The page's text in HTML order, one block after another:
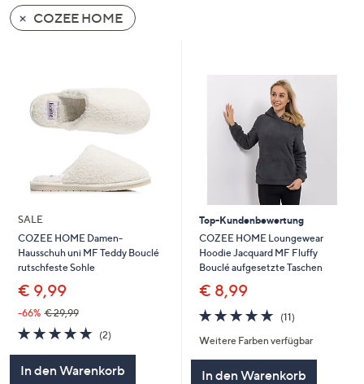
COZEE HOME
SALE
COZEE HOME Damen-
Hausschuh uni MF Teddy Bouclé
rutschfeste Sohle
€ 9,99
-66% € 29,99
5.0
von
(2)
In den Warenkorb
Top-Kundenbewertung
COZEE HOME Loungewear
Hoodie Jacquard MF Fluffy
Bouclé aufgesetzte Taschen
€ 8,99
4.6
von
5
(11)
Weitere Farben verfügbar
In den Warenkorb